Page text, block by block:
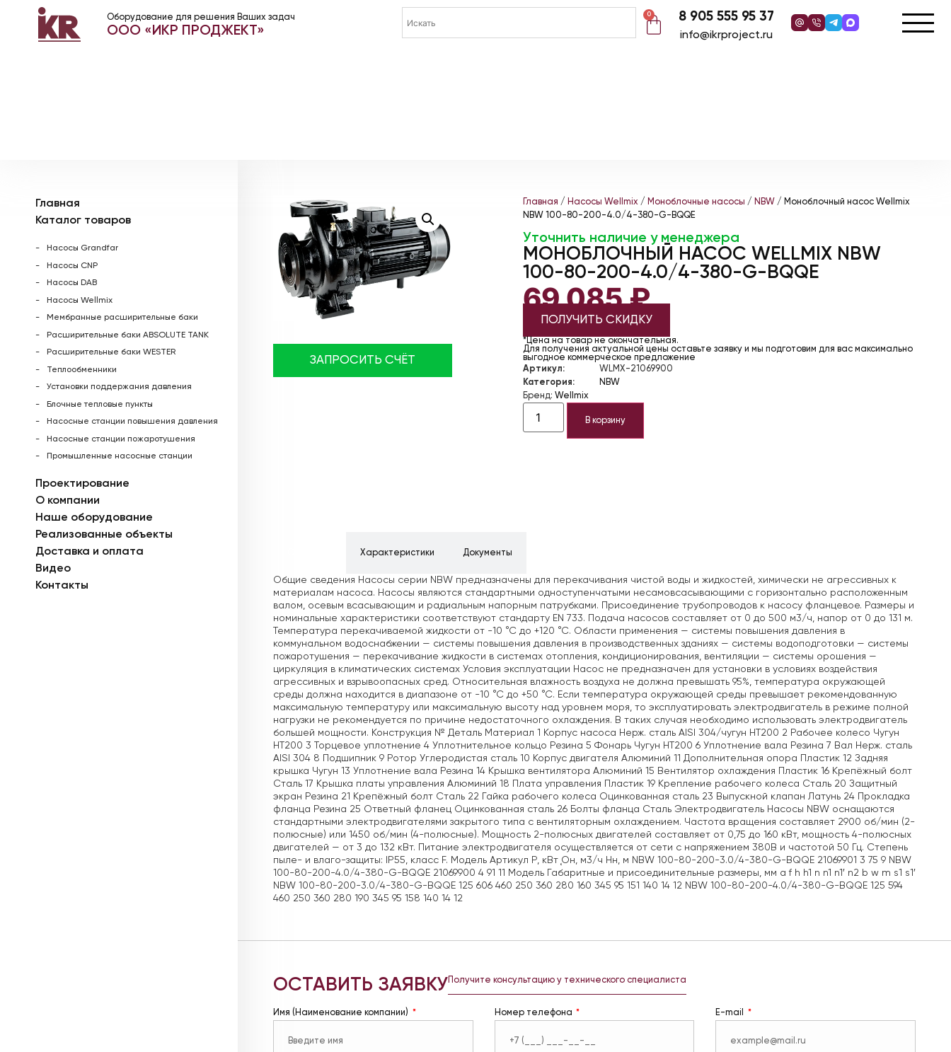
Оборудование для решения Ваших задач
ООО «ИКР ПРОДЖЕКТ»
0 8 905 555 95 37
info@ikrproject.ru
Главная
Каталог товаров
Насосы Grandfar
Насосы CNP
Насосы DAB
Насосы Wellmix
Мембранные расширительные баки
Расширительные баки ABSOLUTE TANK
Расширительные баки WESTER
Теплообменники
Установки поддержания давления
Блочные тепловые пункты
Насосные станции повышения давления
Насосные станции пожаротушения
Промышленные насосные станции
Проектирование
О компании
Наше оборудование
Реализованные объекты
Доставка и оплата
Видео
Контакты
ЗАПРОСИТЬ СЧЁТ
Главная / Насосы Wellmix/ Моноблочные насосы / NBW / Моноблочный насос Wellmix
NBW 100-80-200-4.0/4-380-G-BQQE
Уточнить наличие у менеджера
МОНОБЛОЧНЫЙ НАСОС WELLMIX NBW
100-80-200-4.0/4-380-G-BQQE
69 085₽
ПОЛУЧИТЬ СКИДКУ
*Цена на товар не окончательная.
Для получения актуальной цены оставьте заявку и мы подготовим для вас максимально
выгодное коммерческое предложение
Артикул:
WLMX-21069900
Категория:
NBW
Бренд: Wellmix
В корзину
Характеристики Документы
Общие сведения Насосы серии NBW предназначены для перекачивания чистой воды и жидкостей, химически не агрессивных к
материалам насоса. Насосы являются стандартными одноступенчатыми несамовсасывающими с горизонтально расположенным
валом, осевым всасывающим и радиальным напорным патрубками. Присоединение трубопроводов к насосу фланцевое. Размеры и
номинальные характеристики соответствуют стандарту EN 733. Подача насосов составляет от 0 до 500 м3/ч, напор от 0 до 131 м.
Температура перекачиваемой жидкости от -10 °С до +120 °С. Области применения — системы повышения давления в
коммунальном водоснабжении — системы повышения давления в производственных зданиях — системы водоподготовки — системы
пожаротушения — перекачивание жидкости в системах отопления, кондиционирования, вентиляции — системы орошения —
циркуляция в климатических системах Условия эксплуатации Насос не предназначен для установки в условиях воздействия
агрессивных и взрывоопасных сред. Относительная влажность воздуха не должна превышать 95%, температура окружающей
среды должна находится в диапазоне от -10 °С до +50 °С. Если температура окружающей среды превышает рекомендованную
максимальную температуру или максимальную высоту над уровнем моря, то эксплуатировать электродвигатель в режиме полной
нагрузки не рекомендуется по причине недостаточного охлаждения. В таких случая необходимо использовать электродвигатель
большей мощности. Конструкция № Деталь Материал 1 Корпус насоса Нерж. сталь AISI 304/чугун НТ200 2 Рабочее колесо Чугун
НТ200 3 Торцевое уплотнение 4 Уплотнительное кольцо Резина 5 Фонарь Чугун НТ200 6 Уплотнение вала Резина 7 Вал Нерж. сталь
AISI 304 8 Подшипник 9 Ротор Углеродистая сталь 10 Корпус двигателя Алюминий 11 Дополнительная опора Пластик 12 Задняя
крышка Чугун 13 Уплотнение вала Резина 14 Крышка вентилятора Алюминий 15 Вентилятор охлаждения Пластик 16 Крепёжный болт
Сталь 17 Крышка платы управления Алюминий 18 Плата управления Пластик 19 Крепление рабочего колеса Сталь 20 Защитный
экран Резина 21 Крепёжный болт Сталь 22 Гайка рабочего колеса Оцинкованная сталь 23 Выпускной клапан Латунь 24 Прокладка
фланца Резина 25 Ответный фланец Оцинкованная сталь 26 Болты фланца Сталь Электродвигатель Насосы NBW оснащаются
стандартными электродвигателями закрытого типа с вентиляторным охлаждением. Частота вращения составляет 2900 об/мин (2-
полюсные) или 1450 об/мин (4-полюсные). Мощность 2-полюсных двигателей составляет от 0,75 до 160 кВт, мощность 4-полюсных
двигателей — от 3 до 132 кВт. Питание электродвигателя осуществляется от сети с напряжением 380В и частотой 50 Гц. Степень
пыле- и влаго-защиты: IP55, класс F. Модель Артикул P, кВт Ǫн, м3/ч Hн, м NBW 100-80-200-3.0/4-380-G-BQQE 21069901 3 75 9 NBW
100-80-200-4.0/4-380-G-BQQE 21069900 4 91 11 Модель Габаритные и присоединительные размеры, мм a f h h1 n n1 n1′ n2 b w m s1 s1′
NBW 100-80-200-3.0/4-380-G-BQQE 125 606 460 250 360 280 160 345 95 151 140 14 12 NBW 100-80-200-4.0/4-380-G-BQQE 125 594
460 250 360 280 190 345 95 158 140 14 12
ОСТАВИТЬ ЗАЯВКУ Получите консультацию у технического специалиста
Имя (Наименование компании) Номер телефона E-mail